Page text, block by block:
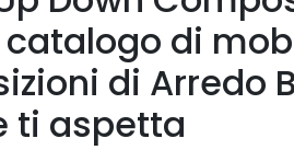
di
di Arredo
ti aspetta